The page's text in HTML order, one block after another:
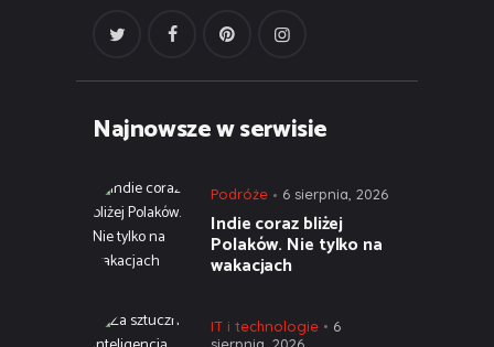
Najnowsze w serwisie
Podróże 6 sierpnia, 2026
Indie coraz bliżej
Polaków. Nie tylko na
wakacjach
IT i technologie
6
sierpnia, 2026